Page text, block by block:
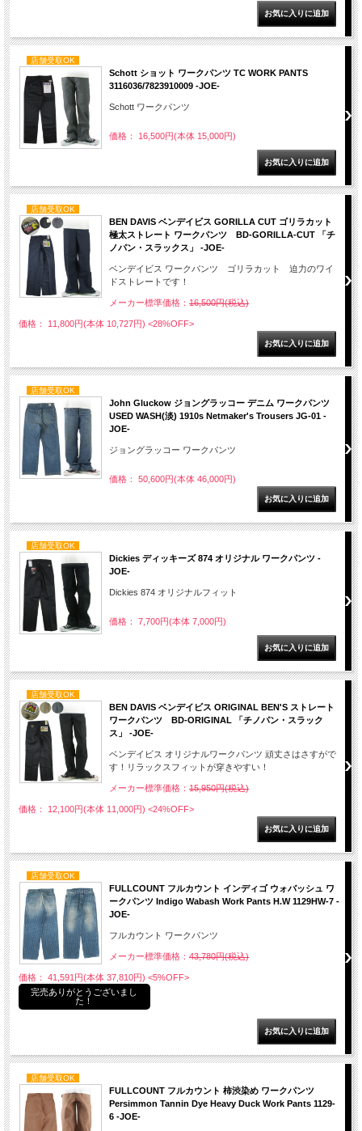
店舗受取OK
Schott ショット ワークパンツ TC WORK PANTS
3116036/7823910009 -JOE-
Schott ワークパンツ
価格： 16,500円(本体 15,000円)
店舗受取OK
BEN DAVIS ベンデイビス GORILLA CUT ゴリラカット
極太ストレート ワークパンツ BD-GORILLA-CUT 「チ
ノパン・スラックス」 -JOE-
ベンデイビス ワークパンツ ゴリラカット 迫力のワイ
ドストレートです！
メーカー標準価格： 16,500円(税込)
価格： 11,800円(本体 10,727円) <28%OFF>
店舗受取OK
John Gluckow ジョングラッコー デニム ワークパンツ
USED WASH(淡) 1910s Netmaker's Trousers JG-01 -
JOE-
ジョングラッコー ワークパンツ
価格： 50,600円(本体 46,000円)
店舗受取OK
Dickies ディッキーズ 874 オリジナル ワークパンツ -
JOE-
Dickies 874 オリジナルフィット
価格： 7,700円(本体 7,000円)
店舗受取OK
BEN DAVIS ベンデイビス ORIGINAL BEN'S ストレート
ワークパンツ BD-ORIGINAL 「チノパン・スラック
ス」 -JOE-
ベンデイビス オリジナルワークパンツ 頑丈さはさすがで
す！リラックスフィットが穿きやすい！
メーカー標準価格： 15,950円(税込)
価格： 12,100円(本体 11,000円) <24%OFF>
店舗受取OK
FULLCOUNT フルカウント インディゴ ウォバッシュ ワ
ークパンツ Indigo Wabash Work Pants H.W 1129HW-7 -
JOE-
フルカウント ワークパンツ
メーカー標準価格： 43,780円(税込)
価格： 41,591円(本体 37,810円) <5%OFF>
完売ありがとうございまし
た！
店舗受取OK
FULLCOUNT フルカウント 柿渋染め ワークパンツ
Persimmon Tannin Dye Heavy Duck Work Pants 1129-
6 -JOE-